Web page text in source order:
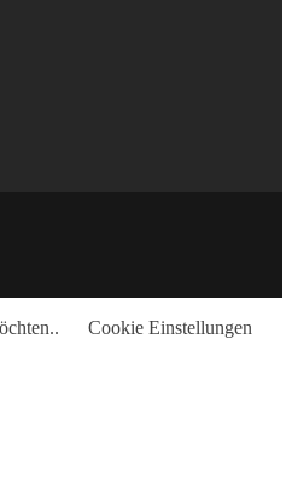
Cookie Einstellungen